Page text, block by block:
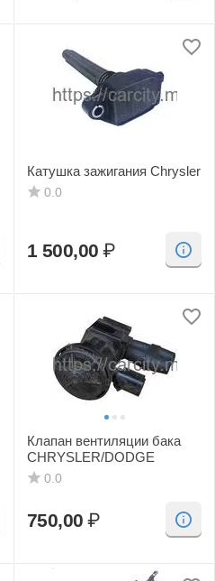
Катушка зажигания Chrysler
0.0
1 500,00 ₽
Клапан вентиляции бака
CHRYSLER/DODGE
0.0
750,00 ₽